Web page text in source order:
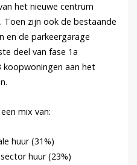
het nieuwe centrum
zijn ook de bestaande
en de parkeergarage
deel van fase 1a
aan het
mix van:
huur (31%)
huur (23%)